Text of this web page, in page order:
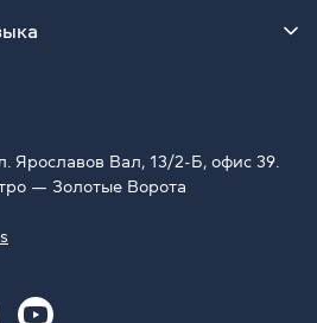
Ярославов Вал, 13/2-Б, офис 39.
— Золотые Ворота